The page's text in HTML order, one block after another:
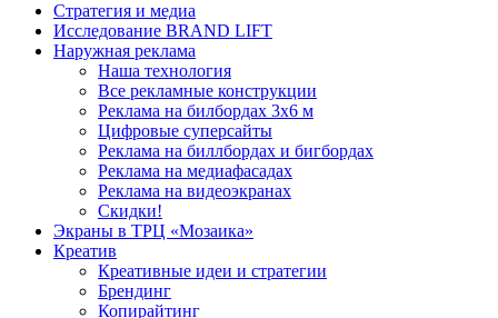
Стратегия и медиа
Исследование BRAND LIFT
Наружная реклама
Наша технология
Все рекламные конструкции
Реклама на билбордах 3х6 м
Цифровые суперсайты
Реклама на биллбордах и бигбордах
Реклама на медиафасадах
Реклама на видеоэкранах
Скидки!
Экраны в ТРЦ «Мозаика»
Креатив
Креативные идеи и стратегии
Брендинг
Копирайтинг